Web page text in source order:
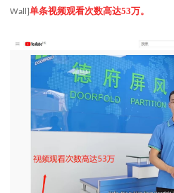
Wall] 单条视频观看次数高达53万。